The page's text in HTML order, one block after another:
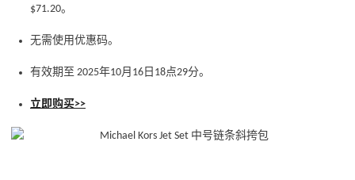
$71.20。
无需使用优惠码。
有效期至 2025年10月16日18点29分。
立即购买>>